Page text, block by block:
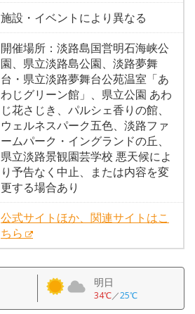
施設・イベントにより異なる
開催場所：淡路島国営明石海峡公
園、県立淡路島公園、淡路夢舞
台・県立淡路夢舞台公苑温室「あ
わじグリーン館」、県立公園 あわ
じ花さじき、パルシェ香りの館、
ウェルネスパーク五色、淡路ファ
ームパーク・イングランドの丘、
県立淡路景観園芸学校 悪天候によ
り予告なく中止、または内容を変
更する場合あり
公式サイトほか、関連サイトはこ
ちら
明日
34℃／25℃